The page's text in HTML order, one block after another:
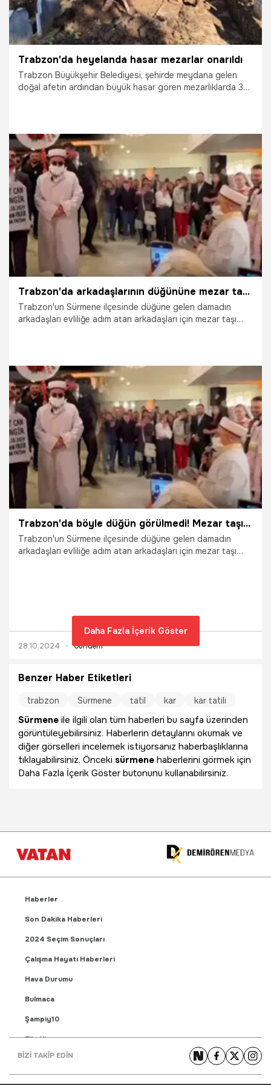
Trabzon'da heyelanda hasar mezarlar onarıldı
Trabzon Büyükşehir Belediyesi, şehirde meydana gelen
doğal afetin ardından büyük hasar gören mezarlıklarda 30
13.11.2024 Gündem
Trabzon'da arkadaşlarının düğününe mezar taşıyla geldiler
Trabzon'un Sürmene ilçesinde düğüne gelen damadın
arkadaşları evliliğe adım atan arkadaşları için mezar taşı
28.10.2024 Vatan TV
Trabzon'da böyle düğün görülmedi! Mezar taşı ve imamla geldiler
Trabzon'un Sürmene ilçesinde düğüne gelen damadın
arkadaşları evliliğe adım atan arkadaşları için mezar taşı
28.10.2024 Gündem
Daha Fazla İçerik Göster
Benzer Haber Etiketleri
trabzon Sürmene tatil kar kar tatili
Sürmene ile ilgili olan tüm haberleri bu sayfa üzerinden
görüntüleyebilirsiniz. Haberlerin detaylarını okumak ve
diğer görselleri incelemek istiyorsanız haberbaşlıklarına
tıklayabilirsiniz. Önceki sürmene haberlerini görmek için
Daha Fazla İçerik Göster butonunu kullanabilirsiniz.
Haberler
Son Dakika Haberleri
2024 Seçim Sonuçları
Çalışma Hayatı Haberleri
Hava Durumu
Bulmaca
Şampiy10
Fikstür
Puan Durumu
BİZİ TAKİP EDİN